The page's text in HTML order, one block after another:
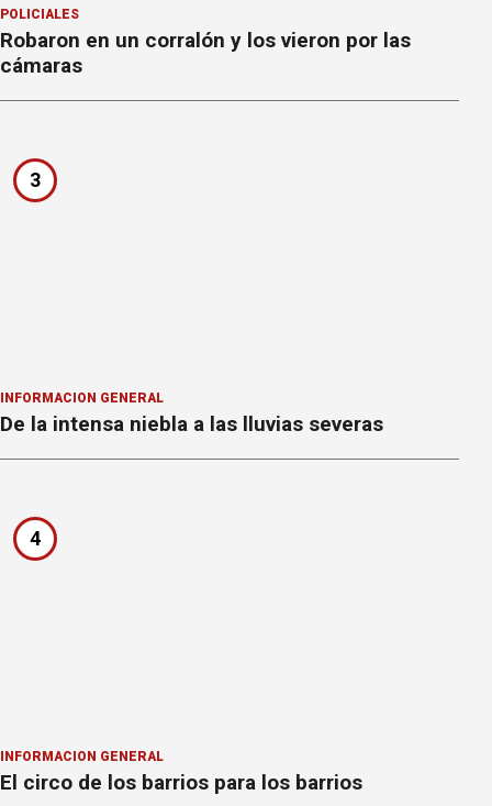
POLICIALES
Robaron en un corralón y los vieron por las
cámaras
3
INFORMACION GENERAL
De la intensa niebla a las lluvias severas
4
INFORMACION GENERAL
El circo de los barrios para los barrios